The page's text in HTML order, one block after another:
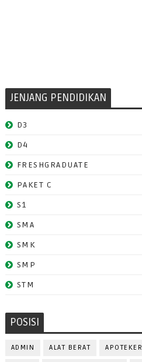
JENJANG PENDIDIKAN
D3
D4
FRESHGRADUATE
PAKET C
S1
SMA
SMK
SMP
STM
POSISI
ADMIN ALAT BERAT APOTEKER